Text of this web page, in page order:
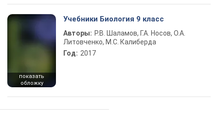
показать
обложку
Учебники Биология 9 класс
Авторы: Р.В. Шаламов, Г.А. Носов, О.А.
Литовченко, М.С. Калиберда
Год: 2017